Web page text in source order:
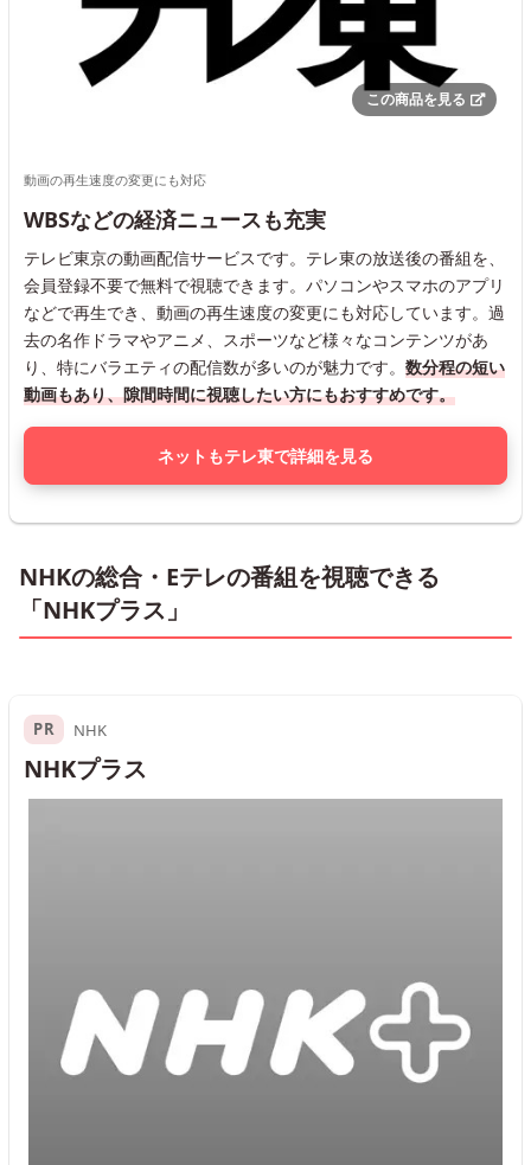
この商品を見る
動画の再生速度の変更にも対応
WBSなどの経済ニュースも充実
テレビ東京の動画配信サービスです。テレ東の放送後の番組を、
会員登録不要で無料で視聴できます。パソコンやスマホのアプリ
などで再生でき、動画の再生速度の変更にも対応しています。過
去の名作ドラマやアニメ、スポーツなど様々なコンテンツがあ
り、特にバラエティの配信数が多いのが魅力です。 数分程の短い
動画もあり、隙間時間に視聴したい方にもおすすめです。
ネットもテレ東で詳細を見る
NHKの総合・Eテレの番組を視聴できる
「NHKプラス」
PR NHK
NHKプラス